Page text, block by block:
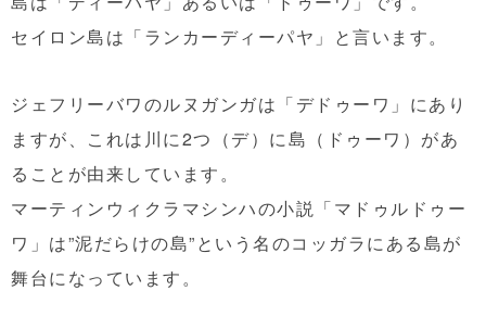
セイロン島は「ランカーディーパヤ」と言います。
ジェフリーバワのルヌガンガは「デドゥーワ」にあり
ますが、これは川に2つ（デ）に島（ドゥーワ）があ
ることが由来しています。
マーティンウィクラマシンハの小説「マドゥルドゥー
ワ」は”泥だらけの島”という名のコッガラにある島が
舞台になっています。